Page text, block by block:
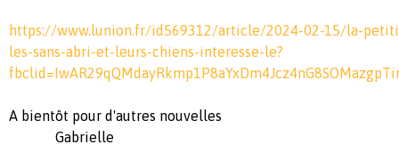
https://www.lunion.fr/id569312/article/2024-02-15/la-
les-sans-abri-et-leurs-chiens-interesse-le?
A bientôt pour d'autres nouvelles
Gabrielle